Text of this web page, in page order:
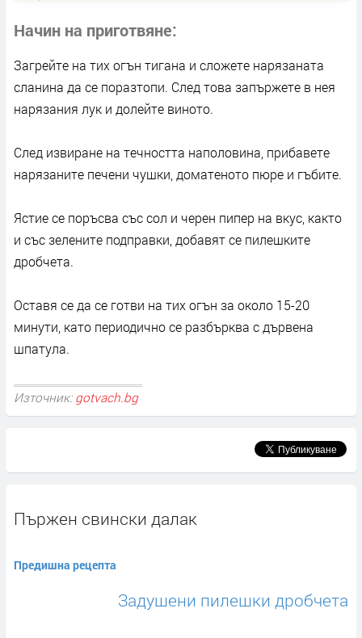
Начин на приготвяне
Загрейте на тих огън тигана и сложете нарязаната
сланина да се поразтопи. След това запържете в нея
нарязания лук и долейте виното.
След извиране на течността наполовина, прибавете
нарязаните печени чушки, доматеното пюре и гъбите.
Ястие се поръсва със сол и черен пипер на вкус, както
и със зелените подправки, добавят се пилешките
дробчета.
Оставя се да се готви на тих огън за около 15-20
минути, като периодично се разбърква с дървена
шпатула.
Източник: gotvach.bg
Пържен свински далак
Предишна рецепта
Задушени пилешки дробчета